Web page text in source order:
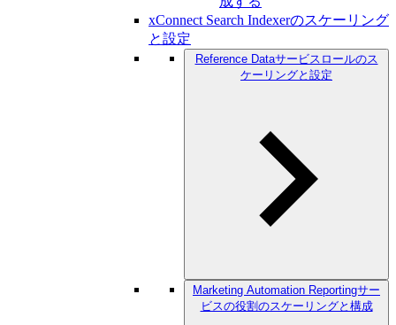
xConnect Search Indexerのスケーリング
と設定
Reference Dataサービスロールのス
ケーリングと設定
Marketing Automation Reportingサー
ビスの役割のスケーリングと構成